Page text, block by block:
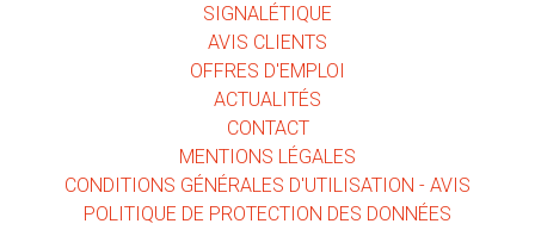
SIGNALÉTIQUE
AVIS CLIENTS
OFFRES D'EMPLOI
ACTUALITÉS
CONTACT
MENTIONS LÉGALES
CONDITIONS GÉNÉRALES D'UTILISATION - AVIS
POLITIQUE DE PROTECTION DES DONNÉES